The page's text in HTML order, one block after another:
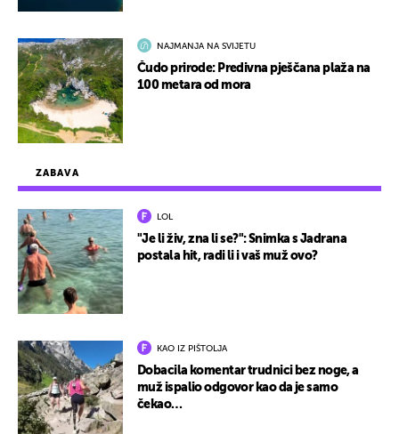
ZABAVA
LOL
"Je li živ, zna li se?": Snimka s Jadrana
postala hit, radi li i vaš muž ovo?
KAO IZ PIŠTOLJA
Dobacila komentar trudnici bez noge, a
muž ispalio odgovor kao da je samo
čekao…
NAJMANJA NA SVIJETU
Čudo prirode: Predivna pješčana plaža na
100 metara od mora